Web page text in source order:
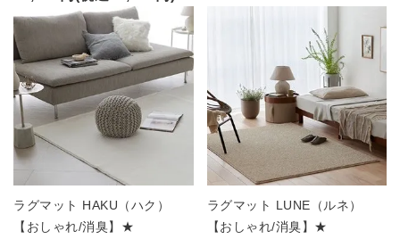
ラグマット HAKU（ハク）
【おしゃれ/消臭】★
ラグマット LUNE（ルネ）
【おしゃれ/消臭】★